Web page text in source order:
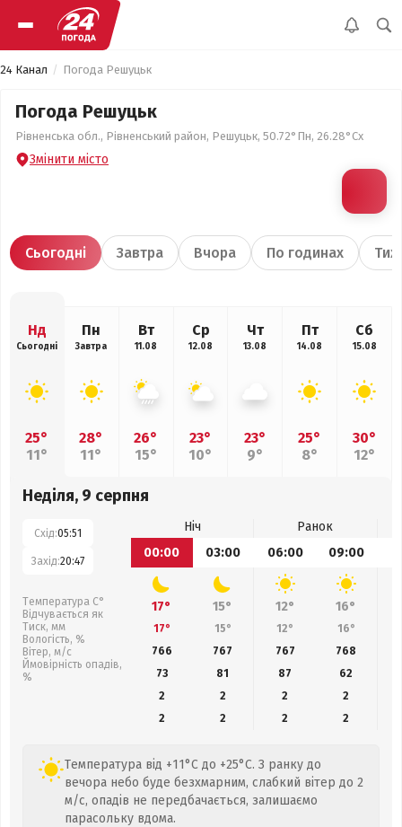
24 Канал Погода Решуцьк
Погода Решуцьк
Рівненська обл., Рівненський район, Решуцьк, 50.72°Пн, 26.28°Сх
Змінити місто
Сьогодні Завтра Вчора По годинах
Нд
Сьогодні
25°
11°
Пн
Завтра
28°
11°
Вт
11.08
26°
15°
Ср
12.08
23°
10°
Чт
13.08
23°
9°
Пт
14.08
25°
8°
Сб
15.08
30°
12°
Неділя, 9 серпня
Схід:05:51
Захід:20:47
Температура С°
Відчувається як
Тиск, мм
Вологість, %
Вітер, м/с
Ймовірність опадів,
%
Ніч
Ранок
00:00
03:00 06:00 09:00
17° 15° 12° 16°
17° 15° 12° 16°
766
767 767 768
73
81 87 62
2
2 2
2
2
2 2 2
Температура від +11°C до +25°C. З ранку до
вечора небо буде безхмарним, слабкий вітер до 2
м/с, опадів не передбачається, залишаємо
парасольку вдома.